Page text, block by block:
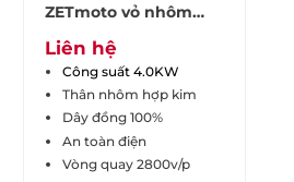
ZETmoto vỏ nhôm
PLA-ZET4.012
Liên hệ
Công suất 4.0KW
Thân nhôm hợp kim
Dây đồng 100%
An toàn điện
Vòng quay 2800v/p